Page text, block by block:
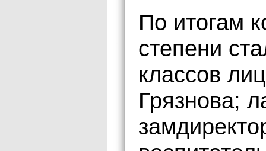
По итогам
степени
классов
Грязнова;